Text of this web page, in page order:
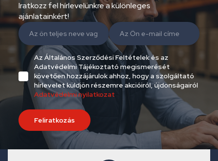
Iratkozz fel hírlevelünkre a különleges
ajánlatainkért!
Az Általános Szerződési Feltételek és az
Adatvédelmi Tájékoztató megismerését
követően hozzájárulok ahhoz, hogy a szolgáltató
hírlevelet küldjön részemre akcióiról, újdonságairól
Adatvédelmi nyilatkozat
Feliratkozás